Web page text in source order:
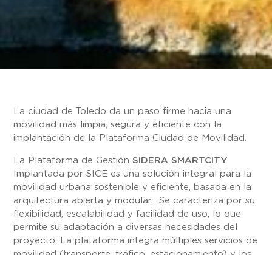
La ciudad de Toledo da un paso firme hacia una
movilidad más limpia, segura y eficiente con la
implantación de la Plataforma Ciudad de Movilidad.
La Plataforma de Gestión SIDERA SMARTCITY
Implantada por SICE es una solución integral para la
movilidad urbana sostenible y eficiente, basada en la
arquitectura abierta y modular. Se caracteriza por su
flexibilidad, escalabilidad y facilidad de uso, lo que
permite su adaptación a diversas necesidades del
proyecto. La plataforma integra múltiples servicios de